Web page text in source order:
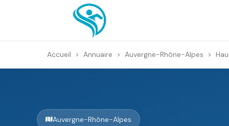
Accueil > Annuaire > Auvergne-Rhône-Alpes >
Auvergne-Rhône-Alpes